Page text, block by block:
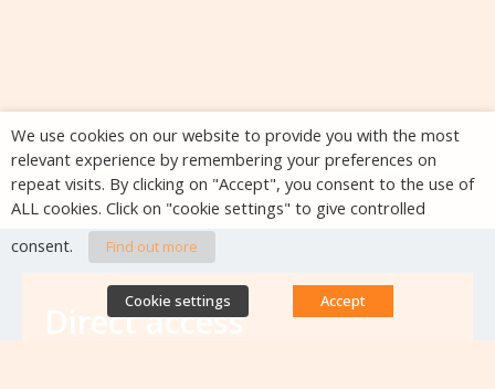
Direct access
We use cookies on our website to provide you with the most
relevant experience by remembering your preferences on
repeat visits. By clicking on "Accept", you consent to the use of
ALL cookies. Click on "cookie settings" to give controlled
consent.
Find out more
Cookie settings Accept